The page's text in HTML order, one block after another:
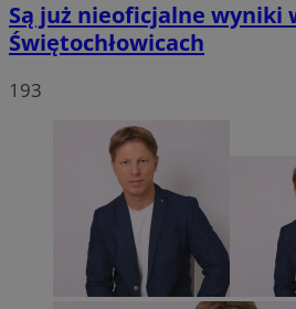
Są już nieoficjalne wyniki
Świętochłowicach
193